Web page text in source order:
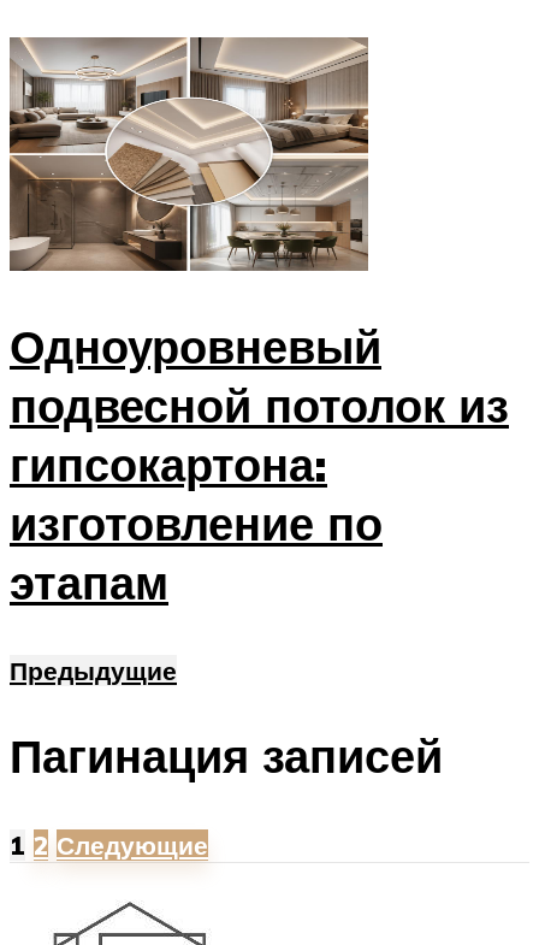
Одноуровневый
подвесной потолок из
гипсокартона:
изготовление по
этапам
Предыдущие
Пагинация записей
1 2 Следующие